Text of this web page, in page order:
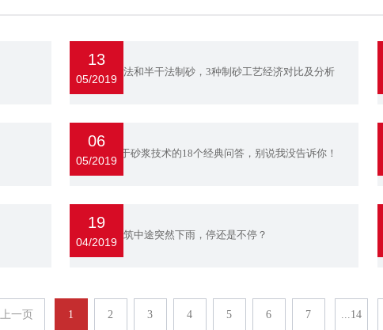
湿法、干法和半干法制砂，3种制砂工艺经济对比及分析
13
05/2019
知识 | 关于砂浆技术的18个经典问答，别说我没告诉你！
06
05/2019
混凝土浇筑中途突然下雨，停还是不停？
19
04/2019
上一页 1 2 3 4 5 6 7 ...14